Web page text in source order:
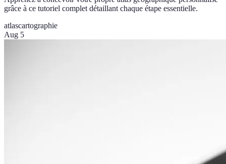
grâce à ce tutoriel complet détaillant chaque étape essentielle.
atlascartographie
Aug 5